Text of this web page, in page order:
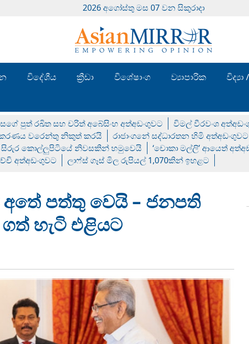
2026 අගෝස්‍තු මස 07 වන සිකුරාදා
විදේශීය ක්‍රීඩා විශේෂාංග ව්‍යාපාරික
පුත් රඛිත සහ චරිත් අබේසිංහ අත්අඩංගුවට විමල් වීරවංශ
වරෙන්තු නිකුත් කරයි
රාජාංගනේ සද්ධාරතන හිමි අත්අඩංගුවට
සිරුර කොල්ලුපිටියේ නිවසකින් හමුවෙයි
‘චොකා මල්ලි’ ආයෙත්
අත්අඩංගුවට
ලාෆ්ස් ගෑස් මිල රුපියල් 1,070කින් ඉහළට
පත්තු වෙයි – ජනපති
හැටි එළියට